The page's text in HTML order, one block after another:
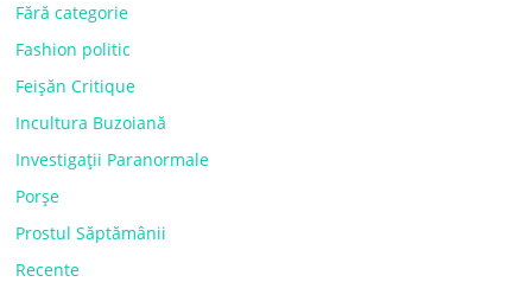
Fără categorie
Fashion politic
Feișăn Critique
Incultura Buzoiană
Investigații Paranormale
Porșe
Prostul Săptămânii
Recente